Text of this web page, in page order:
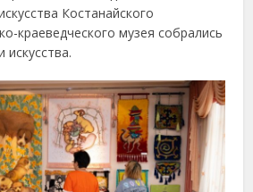
Костанайского
краеведческого музея собрались